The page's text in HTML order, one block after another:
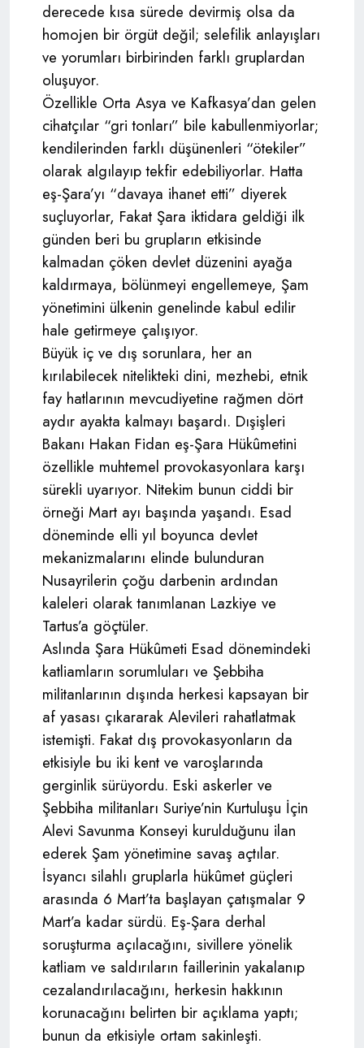
derecede kısa sürede devirmiş olsa da
homojen bir örgüt değil; selefilik anlayışları
ve yorumları birbirinden farklı gruplardan
oluşuyor.
Özellikle Orta Asya ve Kafkasya’dan gelen
cihatçılar “gri tonları” bile kabullenmiyorlar;
kendilerinden farklı düşünenleri “ötekiler”
olarak algılayıp tekfir edebiliyorlar. Hatta
eş-Şara’yı “davaya ihanet etti” diyerek
suçluyorlar, Fakat Şara iktidara geldiği ilk
günden beri bu grupların etkisinde
kalmadan çöken devlet düzenini ayağa
kaldırmaya, bölünmeyi engellemeye, Şam
yönetimini ülkenin genelinde kabul edilir
hale getirmeye çalışıyor.
Büyük iç ve dış sorunlara, her an
kırılabilecek nitelikteki dini, mezhebi, etnik
fay hatlarının mevcudiyetine rağmen dört
aydır ayakta kalmayı başardı. Dışişleri
Bakanı Hakan Fidan eş-Şara Hükûmetini
özellikle muhtemel provokasyonlara karşı
sürekli uyarıyor. Nitekim bunun ciddi bir
örneği Mart ayı başında yaşandı. Esad
döneminde elli yıl boyunca devlet
mekanizmalarını elinde bulunduran
Nusayrilerin çoğu darbenin ardından
kaleleri olarak tanımlanan Lazkiye ve
Tartus’a göçtüler.
Aslında Şara Hükûmeti Esad dönemindeki
katliamların sorumluları ve Şebbiha
militanlarının dışında herkesi kapsayan bir
af yasası çıkararak Alevileri rahatlatmak
istemişti. Fakat dış provokasyonların da
etkisiyle bu iki kent ve varoşlarında
gerginlik sürüyordu. Eski askerler ve
Şebbiha militanları Suriye’nin Kurtuluşu İçin
Alevi Savunma Konseyi kurulduğunu ilan
ederek Şam yönetimine savaş açtılar.
İsyancı silahlı gruplarla hükûmet güçleri
arasında 6 Mart’ta başlayan çatışmalar 9
Mart’a kadar sürdü. Eş-Şara derhal
soruşturma açılacağını, sivillere yönelik
katliam ve saldırıların faillerinin yakalanıp
cezalandırılacağını, herkesin hakkının
korunacağını belirten bir açıklama yaptı;
bunun da etkisiyle ortam sakinleşti.